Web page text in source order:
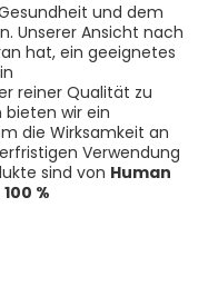
und dem
Unserer Ansicht nach
hat, ein geeignetes
reiner Qualität zu
bieten wir ein
die Wirksamkeit an
Verwendung
sind von Human
100 %